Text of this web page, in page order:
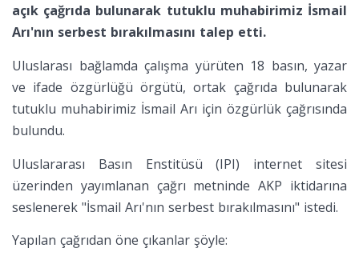
açık çağrıda bulunarak tutuklu muhabirimiz İsmail
Arı'nın serbest bırakılmasını talep etti.
Uluslarası bağlamda çalışma yürüten 18 basın, yazar
ve ifade özgürlüğü örgütü, ortak çağrıda bulunarak
tutuklu muhabirimiz İsmail Arı için özgürlük çağrısında
bulundu.
Uluslararası Basın Enstitüsü (IPI) internet sitesi
üzerinden yayımlanan çağrı metninde AKP iktidarına
seslenerek "İsmail Arı'nın serbest bırakılmasını" istedi.
Yapılan çağrıdan öne çıkanlar şöyle: